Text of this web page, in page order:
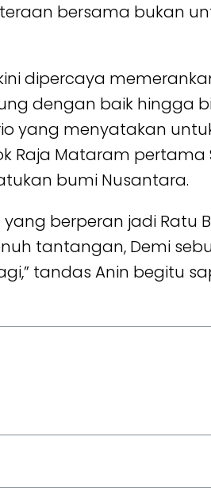
bersama bukan
dipercaya
dengan baik hingga
yang menyatakan
Raja Mataram pertama
bumi Nusantara.
berperan jadi Ratu
tantangan, Demi
tandas Anin begitu